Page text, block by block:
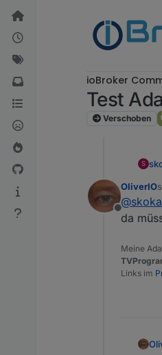
Weiter zum Inhalt
ioBroker
Test
Verschoben
S
Offline
OliverIO
@
da
Meine
Links im